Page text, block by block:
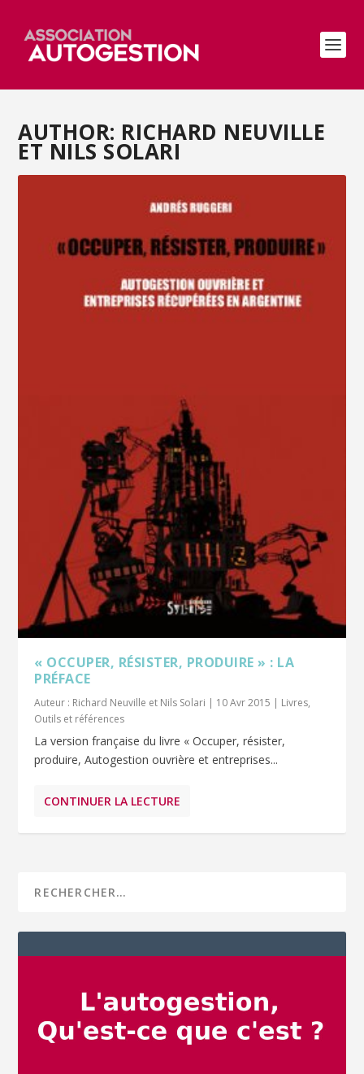
AUTHOR: RICHARD NEUVILLE
ET NILS SOLARI
« OCCUPER, RÉSISTER, PRODUIRE » : LA
PRÉFACE
Auteur : Richard Neuville et Nils Solari | 10 Avr 2015 | Livres,
Outils et références
La version française du livre « Occuper, résister,
produire, Autogestion ouvrière et entreprises...
CONTINUER LA LECTURE